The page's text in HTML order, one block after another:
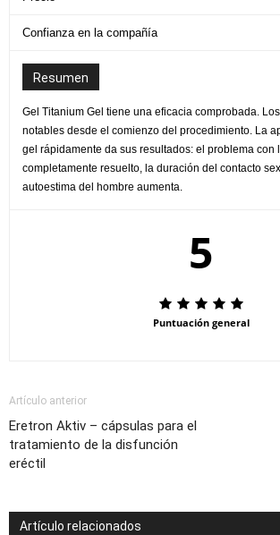
Confianza en la compañía
Resumen
Gel Titanium Gel tiene una eficacia comprobada.
notables desde el comienzo del procedimiento. La
gel rápidamente da sus resultados: el problema con
completamente resuelto, la duración del contacto
autoestima del hombre aumenta.
5
Puntuación general
Artículo anterior
Eretron Aktiv – cápsulas para el
tratamiento de la disfunción
eréctil
Artículo relacionados